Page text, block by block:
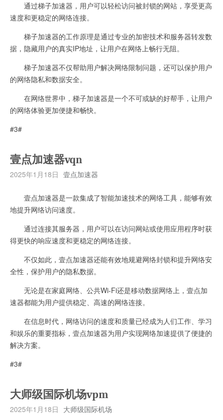
通过梯子加速器，用户可以轻松访问被封锁的网站，享受更高
速度和更稳定的网络连接。
梯子加速器的工作原理是通过专业的加密技术和服务器转发数
据，隐藏用户的真实IP地址，让用户在网络上畅行无阻。
梯子加速器不仅帮助用户解决网络限制问题，还可以保护用户
的网络隐私和数据安全。
在网络世界中，梯子加速器是一个不可或缺的好帮手，让用户
的网络体验更加便捷和畅快。
#3#
壹点加速器vqn
2025年1月18日 壹点加速器
壹点加速器是一款集成了智能加速技术的网络工具，能够有效
地提升网络访问速度。
通过连接其服务器，用户可以在访问网站或使用应用程序时获
得更快的响应速度和更稳定的网络连接。
不仅如此，壹点加速器还能有效地规避网络封锁和提升网络安
全性，保护用户的隐私数据。
无论是在家庭网络、公共Wi-Fi还是移动数据网络上，壹点加
速器都能为用户提供稳定、高速的网络连接。
在信息时代，网络访问的速度和质量已经成为人们工作、学习
和娱乐的重要指标，壹点加速器为用户实现网络加速提供了便捷的
解决方案。
#3#
大师级国际机场vpm
2025年1月18日 大师级国际机场